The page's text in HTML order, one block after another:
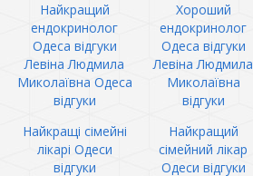
Найкращий
ендокринолог
Одеса відгуки
Хороший
ендокринолог
Одеса відгуки
Левіна Людмила
Миколаївна Одеса
відгуки
Левіна Людмила
Миколаївна
відгуки
Найкращі сімейні
лікарі Одеси
відгуки
Найкращий
сімейний лікар
Одеси відгуки